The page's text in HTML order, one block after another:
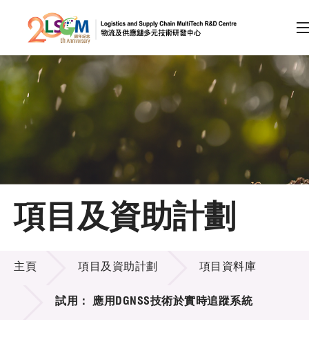
跳到內容（按回車鍵）
會員登入
A A EN 繁 简
主頁
關於LSCM
技術商品化
項目及資助計劃
項目及資助計劃
項目及資助計劃
主頁 項目及資助計劃 項目資料庫
試用： 應用DGNSS技術於實時追蹤系統